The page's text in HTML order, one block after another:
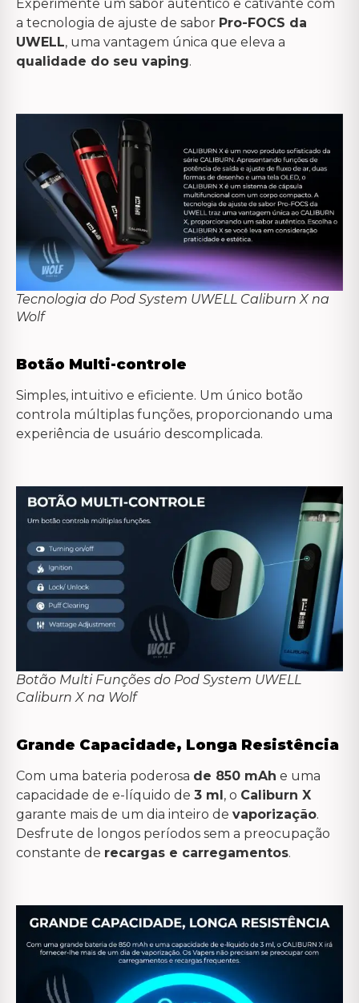
Experimente um sabor autêntico e cativante com
a tecnologia de ajuste de sabor Pro-FOCS da
UWELL, uma vantagem única que eleva a
qualidade do seu vaping.
Tecnologia do Pod System UWELL Caliburn X na
Wolf
Botão Multi-controle
Simples, intuitivo e eficiente. Um único botão
controla múltiplas funções, proporcionando uma
experiência de usuário descomplicada.
Botão Multi Funções do Pod System UWELL
Caliburn X na Wolf
Grande Capacidade, Longa Resistência
Com uma bateria poderosa de 850 mAh e uma
capacidade de e-líquido de 3 ml , o Caliburn X
garante mais de um dia inteiro de vaporização.
Desfrute de longos períodos sem a preocupação
constante de recargas e carregamentos.